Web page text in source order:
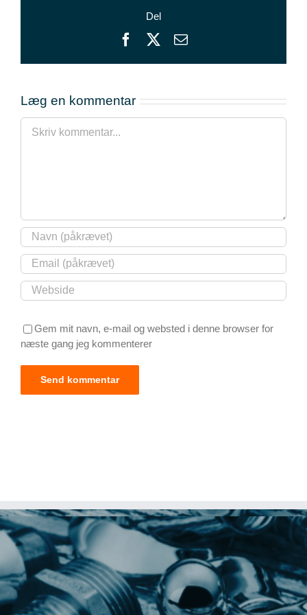
Del
FacebookE-
Læg en kommentar
Comment
Gem mit navn, e-mail og websted i denne browser for
næste gang jeg kommenterer